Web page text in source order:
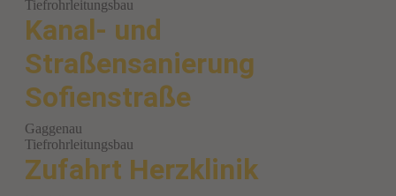
Tiefrohrleitungsbau
Kanal- und
Straßensanierung
Sofienstraße
Gaggenau
Tiefrohrleitungsbau
Zufahrt Herzklinik